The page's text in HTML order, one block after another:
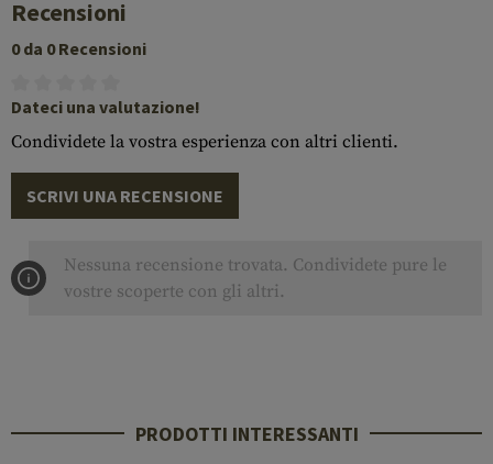
Recensioni
0 da 0 Recensioni
Dateci una valutazione!
Condividete la vostra esperienza con altri clienti.
SCRIVI UNA RECENSIONE
Nessuna recensione trovata. Condividete pure le
vostre scoperte con gli altri.
PRODOTTI INTERESSANTI